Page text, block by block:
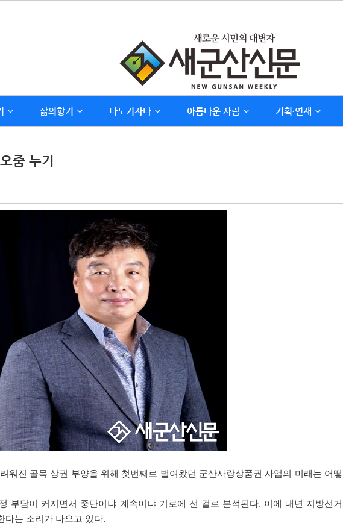
삶의향기 나도기자다 아름다운 사람 기획∙연재
줌 누기
워진 골목 상권 부양을 위해 첫번째로 벌여왔던 군산사랑상품권 사업의 미래는 어떻
부담이 커지면서 중단이냐 계속이냐 기로에 선 걸로 분석된다. 이에 내년 지방선거
다는 소리가 나오고 있다.